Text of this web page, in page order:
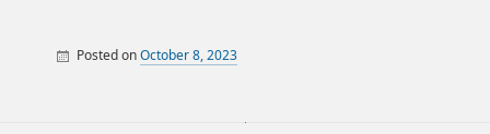
Posted onOctober 8, 2023